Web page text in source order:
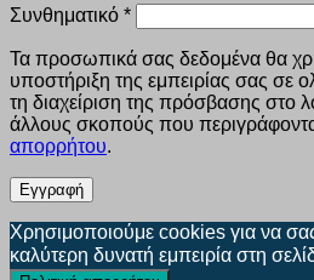
Συνθηματικό *Απαιτείται
Τα προσωπικά σας δεδομένα θα
υποστήριξη της εμπειρίας σας σε
τη διαχείριση της πρόσβασης στο
άλλους σκοπούς που
απορρήτου.
Εγγραφή
Χρησιμοποιούμε cookies για να
καλύτερη δυνατή εμπειρία στη